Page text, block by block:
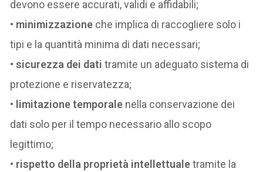
devono essere accurati, validi e affidabili;
• minimizzazione che implica di raccogliere solo i
tipi e la quantità minima di dati necessari;
•sicurezza dei dati tramite un adeguato sistema di
protezione e riservatezza;
• limitazione temporale nella conservazione dei
dati solo per il tempo necessario allo scopo
legittimo;
• rispetto della proprietà intellettualetramite la